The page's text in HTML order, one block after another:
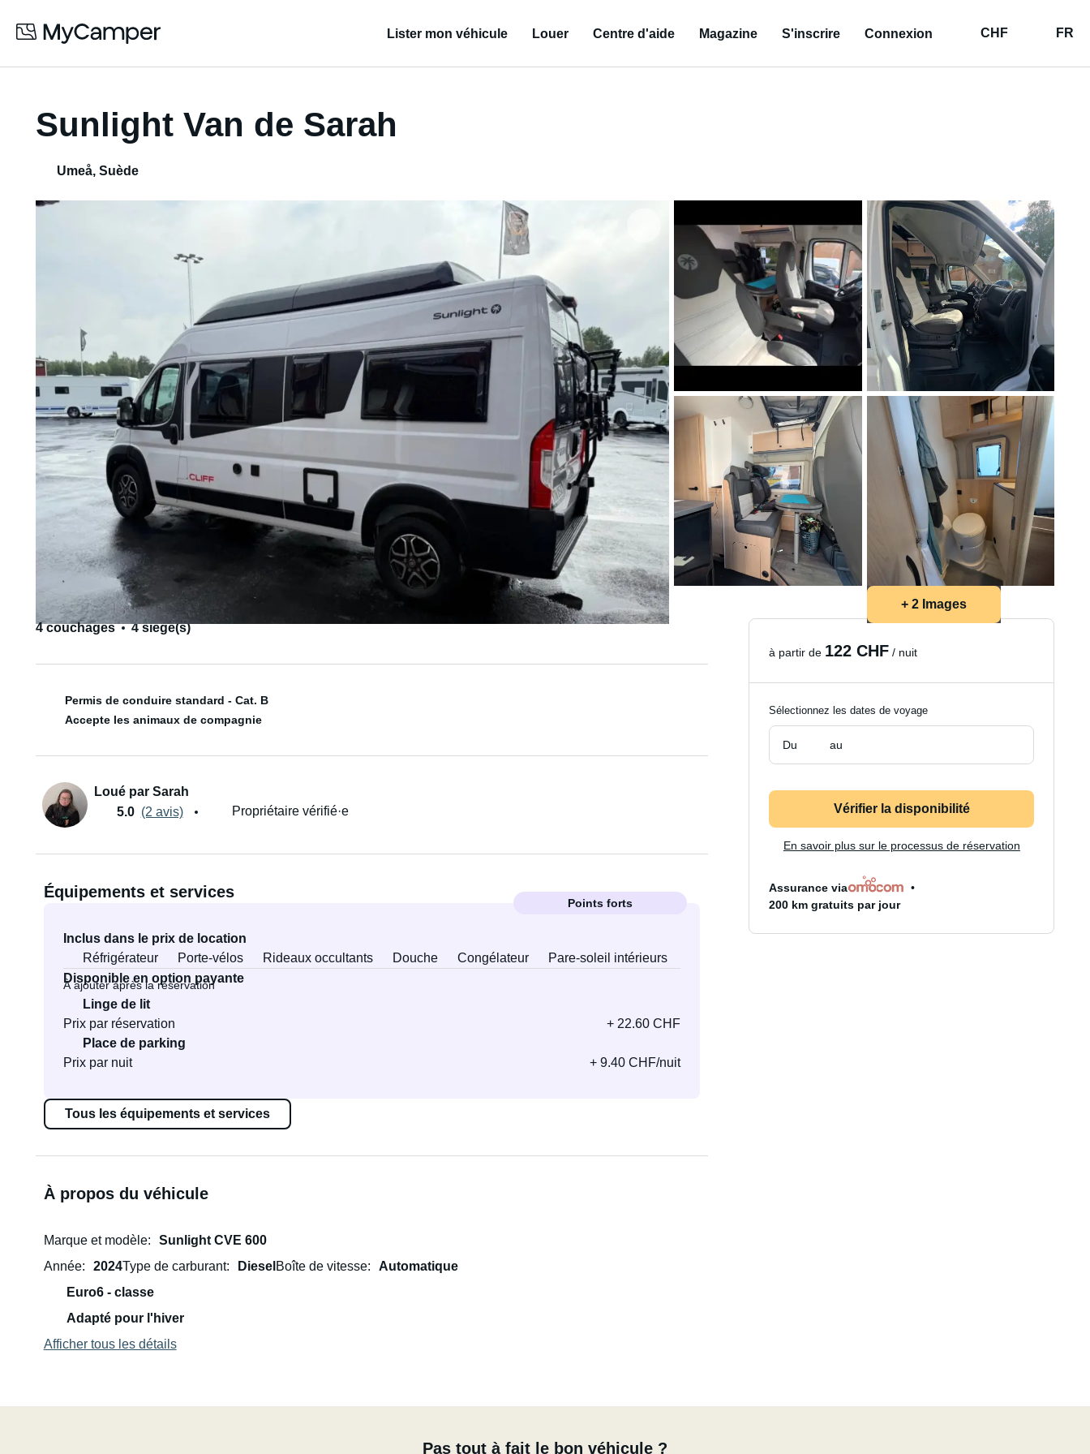
Lister mon véhicule Louer Centre d'aide Magazine S'inscrire Connexion CHF FR
Sunlight Van de Sarah
Umeå, Suède
+ 2 Images
4 couchages
4 siège(s)
Permis de conduire standard - Cat. B
Accepte les animaux de compagnie
Loué par Sarah
5.0 (2 avis) Propriétaire vérifié·e
Équipements et services
Points forts
Inclus dans le prix de location
Réfrigérateur
Porte-vélos Rideaux occultants Douche Congélateur
Pare-soleil intérieurs
Disponible en option payante
À ajouter après la réservation
Linge de lit
Prix par réservation
+ 22.60 CHF
Place de parking
Prix par nuit
+ 9.40 CHF/nuit
Tous les équipements et services
À propos du véhicule
Marque et modèle
Sunlight CVE 600
Année
2024Type de carburant Diesel Boîte de vitesse
Automatique
Euro6 - classe
Adapté pour l'hiver
Afficher tous les détails
Pas tout à fait le bon véhicule ?
à partir de 122 CHF / nuit
Sélectionnez les dates de voyage
Du au
Vérifier la disponibilité
En savoir plus sur le processus de réservation
Assurance via
200 km gratuits par jour